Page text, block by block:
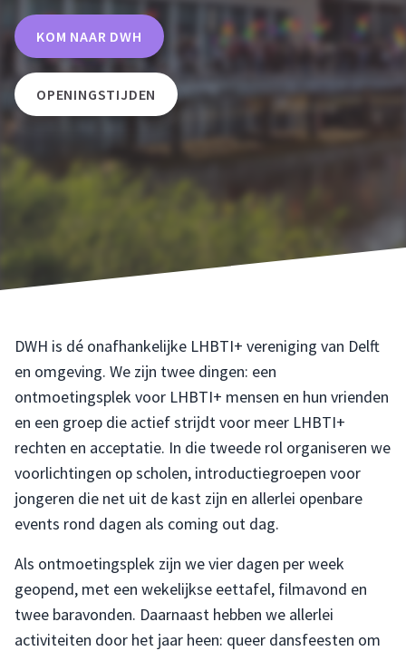
KOM NAAR DWH
OPENINGSTIJDEN
DWH is dé onafhankelijke LHBTI+ vereniging van Delft
en omgeving. We zijn twee dingen: een
ontmoetingsplek voor LHBTI+ mensen en hun vrienden
en een groep die actief strijdt voor meer LHBTI+
rechten en acceptatie. In die tweede rol organiseren we
voorlichtingen op scholen, introductiegroepen voor
jongeren die net uit de kast zijn en allerlei openbare
events rond dagen als coming out dag.
Als ontmoetingsplek zijn we vier dagen per week
geopend, met een wekelijkse eettafel, filmavond en
twee baravonden. Daarnaast hebben we allerlei
activiteiten door het jaar heen: queer dansfeesten om